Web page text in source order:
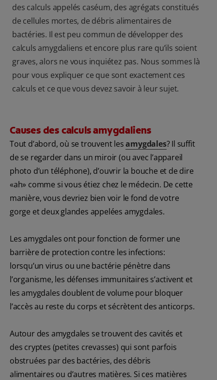
des calculs appelés caséum, des agrégats constitués
de cellules mortes, de débris alimentaires de
bactéries. Il est peu commun de développer des
calculs amygdaliens et encore plus rare qu’ils soient
graves, alors ne vous inquiétez pas. Nous sommes là
pour vous expliquer ce que sont exactement ces
calculs et ce que vous devez savoir à leur sujet.
Causes des calculs amygdaliens
Tout d’abord, où se trouvent lesamygdales? Il suffit
de se regarder dans un miroir (ou avec l’appareil
photo d’un téléphone), d’ouvrir la bouche et de dire
«ah» comme si vous étiez chez le médecin. De cette
manière, vous devriez bien voir le fond de votre
gorge et deux glandes appelées amygdales.
Les amygdales ont pour fonction de former une
barrière de protection contre les infections:
lorsqu’un virus ou une bactérie pénètre dans
l’organisme, les défenses immunitaires s’activent et
les amygdales doublent de volume pour bloquer
l’accès au reste du corps et sécrètent des anticorps.
Autour des amygdales se trouvent des cavités et
des cryptes (petites crevasses) qui sont parfois
obstruées par des bactéries, des débris
alimentaires ou d’autres matières. Si ces matières